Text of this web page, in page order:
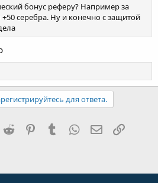
бонус реферу? Например за
серебра. Ну и конечно с защитой
для ответа.
Reddit PinterestTumblr WhatsApp Ссылка